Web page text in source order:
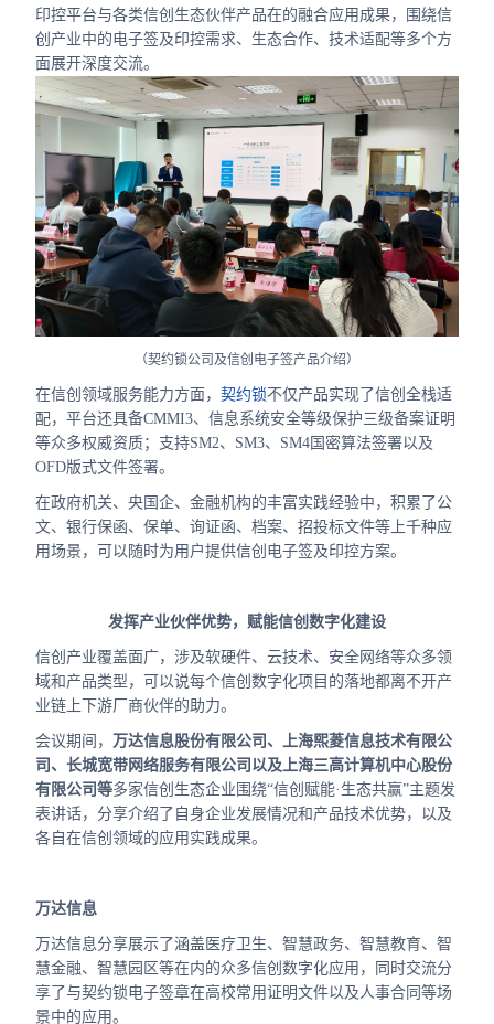
印控平台与各类信创生态伙伴产品在的融合应用成果，围绕信
创产业中的电子签及印控需求、生态合作、技术适配等多个方
面展开深度交流。
（契约锁公司及信创电子签产品介绍）
在信创领域服务能力方面， 契约锁不仅产品实现了信创全栈适
配，平台还具备CMMI3、信息系统安全等级保护三级备案证明
等众多权威资质；支持SM2、SM3、SM4国密算法签署以及
OFD版式文件签署。
在政府机关、央国企、金融机构的丰富实践经验中，积累了公
文、银行保函、保单、询证函、档案、招投标文件等上千种应
用场景，可以随时为用户提供信创电子签及印控方案。
发挥产业伙伴优势，赋能信创数字化建设
信创产业覆盖面广，涉及软硬件、云技术、安全网络等众多领
域和产品类型，可以说每个信创数字化项目的落地都离不开产
业链上下游厂商伙伴的助力。
会议期间，
万达信息股份有限公司、上海煕菱信息技术有限公
司、长城宽带网络服务有限公司以及上海三高计算机中心股份
有限公司等多家信创生态企业围绕“信创赋能·生态共赢”主题发
表讲话，分享介绍了自身企业发展情况和产品技术优势，以及
各自在信创领域的应用实践成果。
万达信息
万达信息分享展示了涵盖医疗卫生、智慧政务、智慧教育、智
慧金融、智慧园区等在内的众多信创数字化应用，同时交流分
享了与契约锁电子签章在高校常用证明文件以及人事合同等场
景中的应用。